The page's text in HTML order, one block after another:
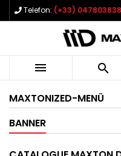
Telefon: (+33)
 
MAXTONIZED-MENÜ
BANNER